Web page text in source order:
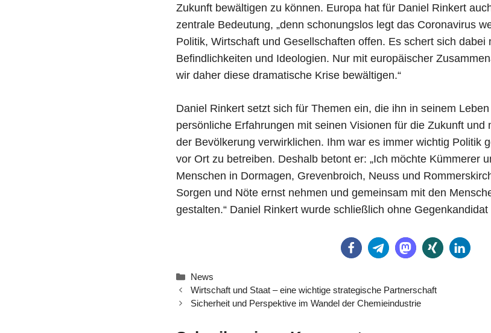
Zukunft bewältigen zu können. Europa hat für Daniel Rinkert
zentrale Bedeutung, „denn schonungslos legt das Coronavirus
Politik, Wirtschaft und Gesellschaften offen. Es schert sich
Befindlichkeiten und Ideologien. Nur mit europäischer
wir daher diese dramatische Krise bewältigen.“
Daniel Rinkert setzt sich für Themen ein, die ihn in seinem
persönliche Erfahrungen mit seinen Visionen für die Zukunft und
der Bevölkerung verwirklichen. Ihm war es immer wichtig Politik
vor Ort zu betreiben. Deshalb betont er: „Ich möchte Kümmerer
Menschen in Dormagen, Grevenbroich, Neuss und
Sorgen und Nöte ernst nehmen und gemeinsam mit den
gestalten.“ Daniel Rinkert wurde schließlich ohne
Kategorien
News
Wirtschaft und Staat – eine wichtige strategische Partnerschaft
Sicherheit und Perspektive im Wandel der Chemieindustrie